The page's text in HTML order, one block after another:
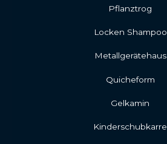
Pflanztrog
Locken Shampoo
Metallgerätehaus
Quicheform
Gelkamin
Kinderschubkarre